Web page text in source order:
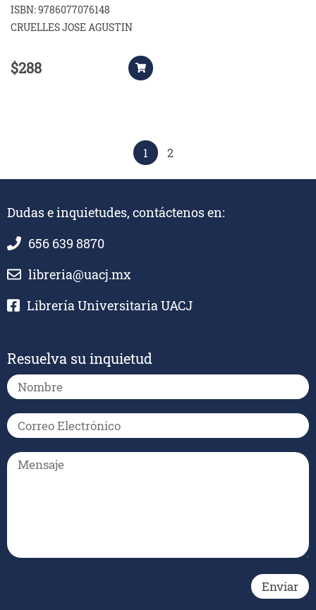
ISBN: 9786077076148
CRUELLES JOSE AGUSTIN
$288
1 2
Dudas e inquietudes, contáctenos en:
656 639 8870
libreria@uacj.mx
Librería Universitaria UACJ
Resuelva su inquietud